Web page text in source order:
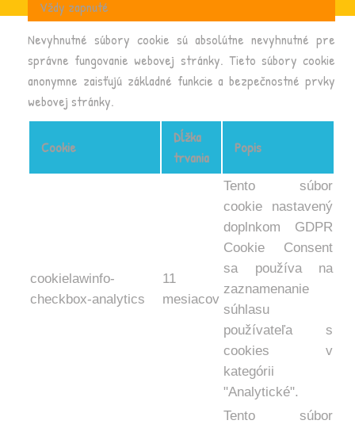
Vždy zapnuté
Nevyhnutné súbory cookie sú absolútne nevyhnutné pre
správne fungovanie webovej stránky. Tieto súbory cookie
anonymne zaisťujú základné funkcie a bezpečnostné prvky
webovej stránky.
Cookie
Dĺžka
trvania
Popis
cookielawinfo-
checkbox-analytics
11
mesiacov
Tento súbor
cookie nastavený
doplnkom GDPR
Cookie Consent
sa používa na
zaznamenanie
súhlasu
používateľa s
cookies v
kategórii
"Analytické".
Tento súbor